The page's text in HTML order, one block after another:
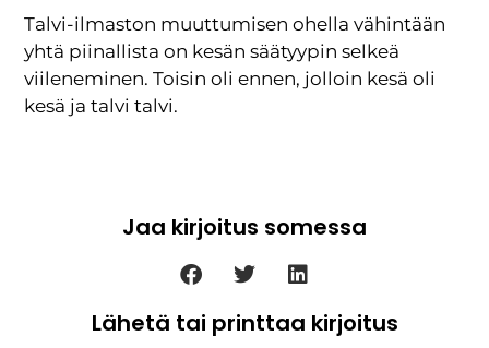
Talvi-ilmaston muuttumisen ohella vähintään
yhtä piinallista on kesän säätyypin selkeä
viileneminen. Toisin oli ennen, jolloin kesä oli
kesä ja talvi talvi.
Jaa kirjoitus somessa
Lähetä tai printtaa kirjoitus